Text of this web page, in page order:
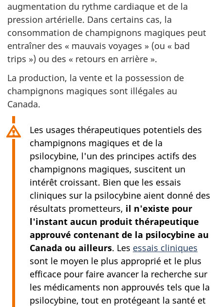
augmentation du rythme cardiaque et de la
pression artérielle. Dans certains cas, la
consommation de champignons magiques peut
entraîner des « mauvais voyages » (ou « bad
trips ») ou des « retours en arrière ».
La production, la vente et la possession de
champignons magiques sont illégales au
Canada.
Les usages thérapeutiques potentiels des
champignons magiques et de la
psilocybine, l'un des principes actifs des
champignons magiques, suscitent un
intérêt croissant. Bien que les essais
cliniques sur la psilocybine aient donné des
résultats prometteurs, il n'existe pour
l'instant aucun produit thérapeutique
approuvé contenant de la psilocybine au
Canada ou ailleurs. Les essais cliniques
sont le moyen le plus approprié et le plus
efficace pour faire avancer la recherche sur
les médicaments non approuvés tels que la
psilocybine, tout en protégeant la santé et